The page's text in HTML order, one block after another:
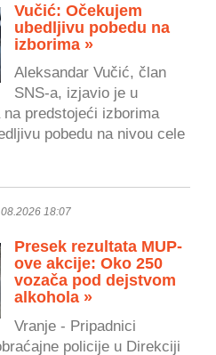
Vučić: Očekujem
ubedljivu pobedu na
izborima »
Aleksandar Vučić, član
SNS-a, izjavio je u
predstojeći izborima
pobedu na nivou cele
18:07
Presek rezultata MUP-
ove akcije: Oko 250
vozača pod dejstvom
alkohola »
Vranje - Pripadnici
policije u Direkciji